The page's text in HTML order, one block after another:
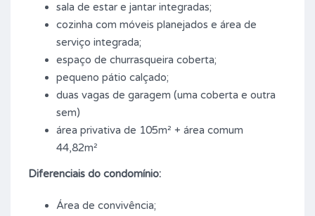
sala de estar e jantar integradas;
cozinha com móveis planejados e área de
serviço integrada;
espaço de churrasqueira coberta;
pequeno pátio calçado;
duas vagas de garagem (uma coberta e outra
sem)
área privativa de 105m² + área comum
44,82m²
Diferenciais do condomínio:
Área de convivência;